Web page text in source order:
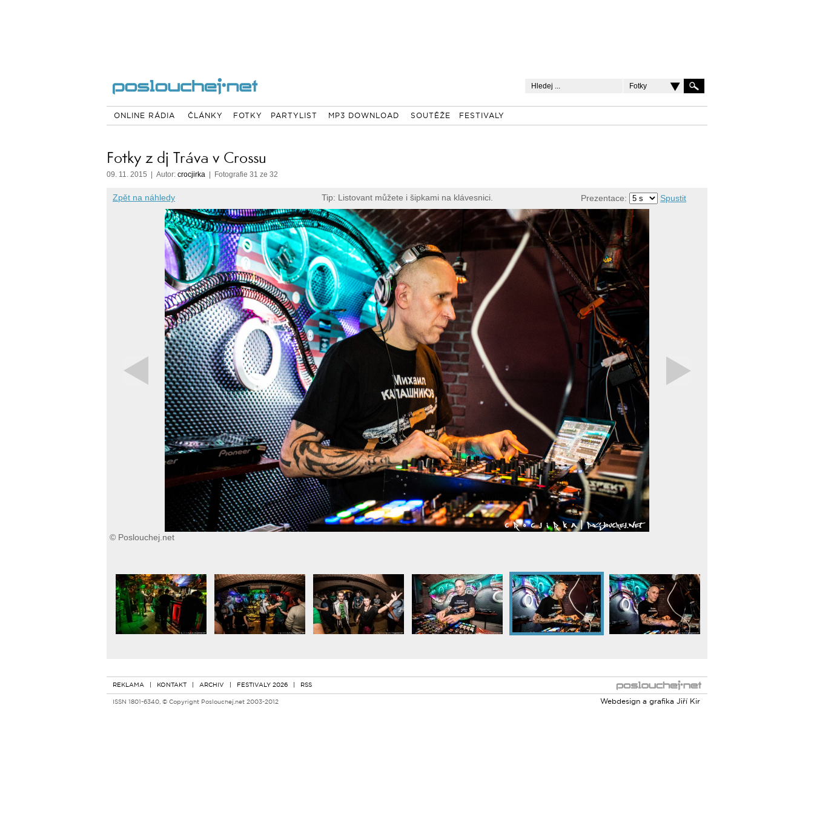
Fotky
ONLINE RÁDIA ČLÁNKY FOTKY PARTYLIST MP3 DOWNLOAD SOUTĚŽE FESTIVALY
Fotky z dj Tráva v Crossu
09. 11. 2015 | Autor: crocjirka | Fotografie 31 ze 32
Zpět na náhledy Tip: Listovant můžete i šipkami na klávesnici. Prezentace: Spustit
© Poslouchej.net
REKLAMA | KONTAKT | ARCHIV | FESTIVALY 2026 | RSS
ISSN 1801-6340, © Copyright Poslouchej.net 2003-2012
Webdesign a grafika Jiří Kir